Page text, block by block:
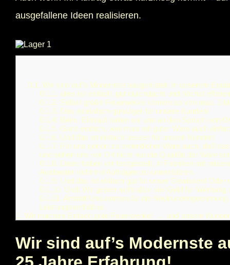
ausgefallene Ideen realisieren.
0.1. Wir sind auf’s Modernste ausgerüstet: In unserem
0.1.1. alles ist einfach, gut durchdacht und höchst
0.1.2. Selbst große Feuerwerke können so von max. 2
0.1.3. Das ist einfach günstiger für unsere Kunden!
0.1.4. Beim Einkauf halten wir uns an den Spruch von
0.1.5. Ganz einfach, weil man mit guter Ware auch
0.1.6. Und das ist einfach besser für unsere Kunden!
0.1.7. Für uns gehört zu ordentlicher Ware auch, daß
und sehen uns vor Ort nicht nur die Qualität der Ware
0.1.8. Dabei haben wir festgestellt, in Fabriken mit
Ausbeuter nicht mit Aufträgen zu unterstützen.
0.1.9. Und das ist einfach gut für unser Gewissen!
0.1.10. Und: Wir geben nicht allzu viel Geld für Werbung
0.1.11. Anstatt Unsummen für die
Leistungsverhältnis.
1. Wir machen Einfach gute Feuerwerke! … und unsere
Wir sind auf’s Modernste